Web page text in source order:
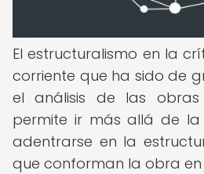
El estructuralismo en la
corriente que ha sido de
el análisis de las
permite ir más allá de
adentrarse en la
que conforman la obra en